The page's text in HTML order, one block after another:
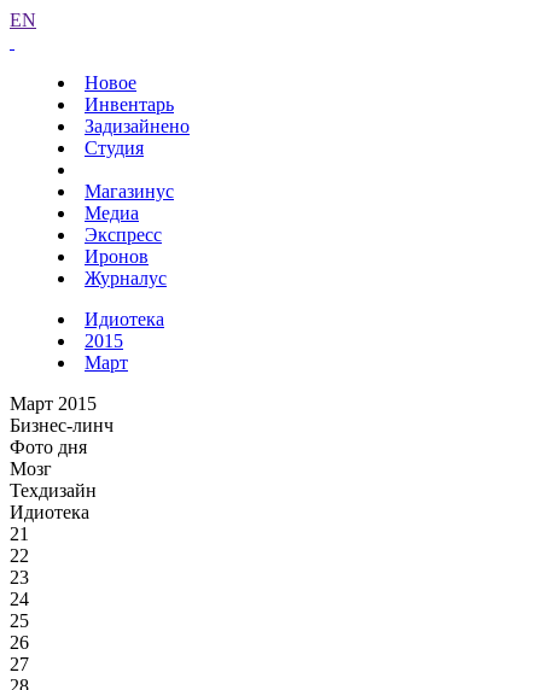
EN
Новое
Инвентарь
Задизайнено
Студия
Магазинус
Медиа
Экспресс
Иронов
Журналус
Идиотека
2015
Март
Март 2015
Бизнес-линч
Фото дня
Мозг
Техдизайн
Идиотека
21
22
23
24
25
26
27
28